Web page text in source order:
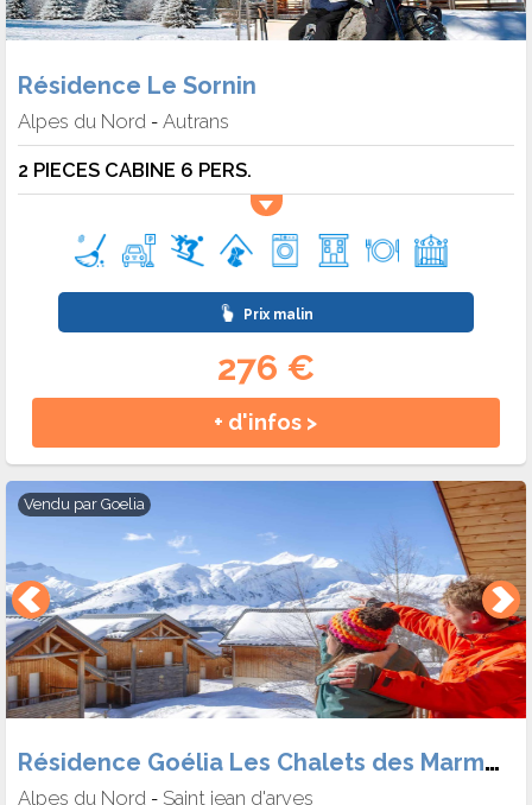
Résidence Le Sornin
Alpes du Nord - Autrans
2 PIECES CABINE 6 PERS.
Prix malin
276 €
+ d'infos >
Vendu par Goelia
Résidence Goélia Les Chalets des Marmottes
Alpes du Nord - Saint jean d'arves